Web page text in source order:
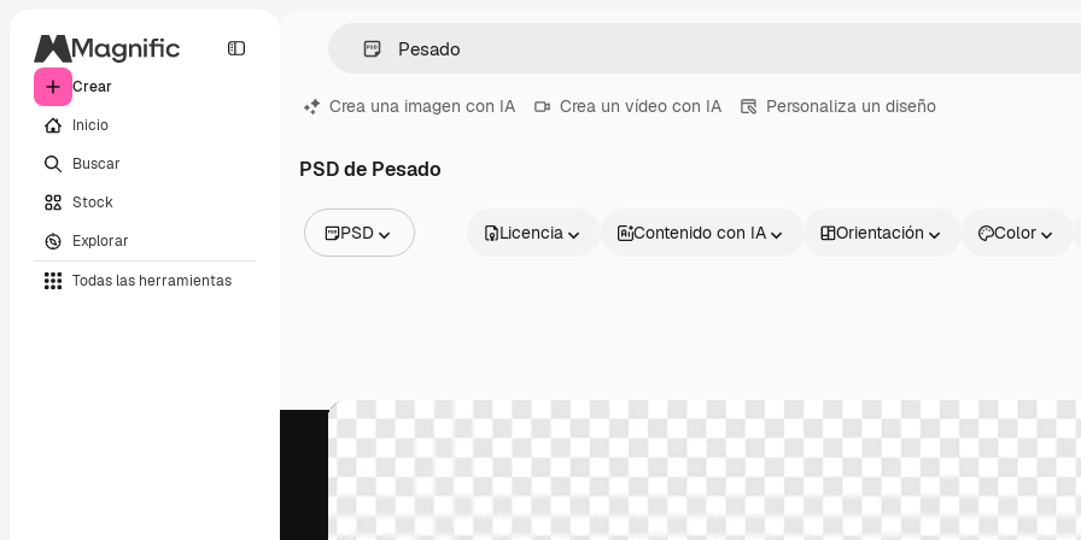
Crear
Inicio
Buscar
Stock
Explorar
Todas las herramientas
Crea una imagen con IA Crea un vídeo con IA Personaliza un diseño
PSD de Pesado
PSD
Vídeos
Iconos
Modelos 3D
Fuentes
Licencia Contenido con IA Orientación Color
Productos Información útil